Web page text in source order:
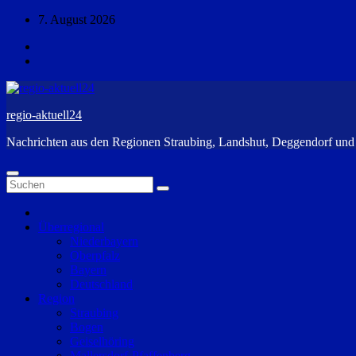
Zum
springen
7. August 2026
regio-aktuell24
Nachrichten aus den Regionen Straubing, Landshut, Deggendorf
Überregional
Niederbayern
Oberpfalz
Bayern
Deutschland
Region
Straubing
Bogen
Geiselhöring